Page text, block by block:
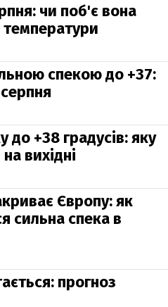
чи поб'є вона
спекою до +37:
до +38 градусів: яку
вихідні
Європу: як
сильна спека в
прогноз